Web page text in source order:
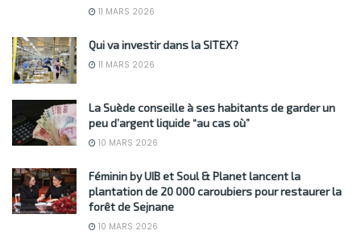
11 MARS 2026
Qui va investir dans la SITEX?
11 MARS 2026
La Suède conseille à ses habitants de garder un
peu d’argent liquide “au cas où”
10 MARS 2026
Féminin by UIB et Soul & Planet lancent la
plantation de 20 000 caroubiers pour restaurer la
forêt de Sejnane
10 MARS 2026